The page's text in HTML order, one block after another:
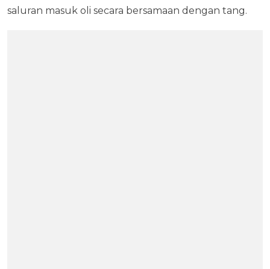
saluran masuk oli secara bersamaan dengan tang.